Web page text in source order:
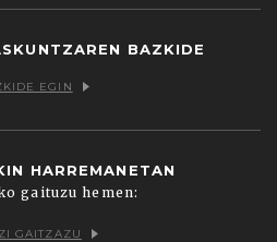
BAZKIDE
EGIN
HARREMANETAN
gaituzu hemen:
GAITZAZU